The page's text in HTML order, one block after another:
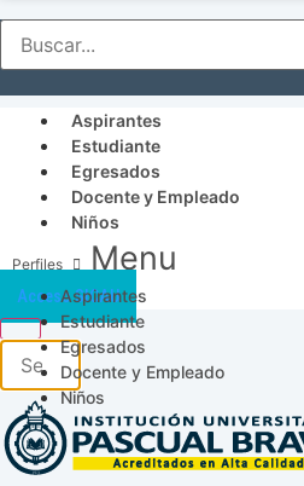
Aspirantes
Estudiante
Egresados
Docente y Empleado
Niños
Menu
Aspirantes
Estudiante
Egresados
Docente y Empleado
Niños
Acceso SICAU